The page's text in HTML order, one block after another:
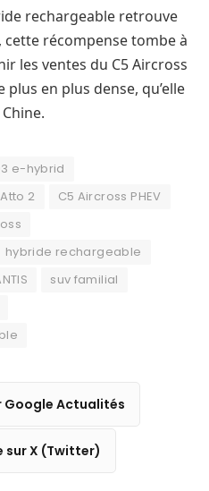
rechargeable retrouve
cette récompense tombe à
les ventes du C5 Aircross
en plus dense, qu’elle
e-hybrid
Atto 2
C5 Aircross PHEV
hybride rechargeable
suv familial
Google Actualités
sur X (Twitter)